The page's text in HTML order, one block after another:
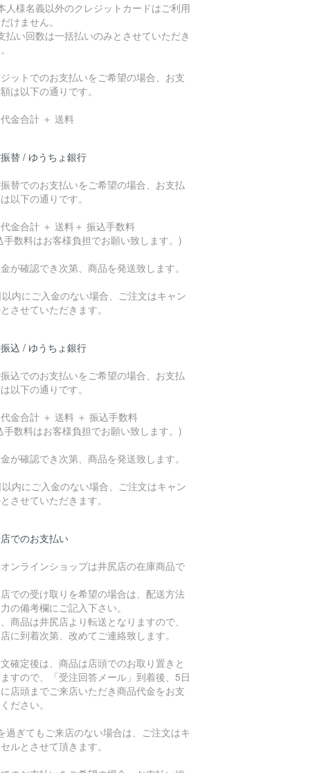
人様名義以外のクレジットカードはご利用
けません。
払い回数は一括払いのみとさせていただき
ットでのお支払いをご希望の場合、お支
は以下の通りです。
金合計 ＋ 送料
替 / ゆうちょ銀行
替でのお支払いをご希望の場合、お支払
以下の通りです。
金合計 ＋ 送料＋ 振込手数料
手数料はお客様負担でお願い致します。)
が確認でき次第、商品を発送致します。
内にご入金のない場合、ご注文はキャン
させていただきます。
込 / ゆうちょ銀行
込でのお支払いをご希望の場合、お支払
以下の通りです。
金合計 ＋ 送料 ＋ 振込手数料
手数料はお客様負担でお願い致します。)
が確認でき次第、商品を発送致します。
内にご入金のない場合、ご注文はキャン
させていただきます。
でのお支払い
ンラインショップは井尻店の在庫商品で
での受け取りを希望の場合は、配送方法
の備考欄にご記入下さい。
商品は井尻店より転送となりますので、
に到着次第、改めてご連絡致します。
確定後は、商品は店頭でのお取り置きと
すので、「受注回答メール」到着後、5日
店頭までご来店いただき商品代金をお支
ださい。
過ぎてもご来店のない場合は、ご注文はキ
ルとさせて頂きます。